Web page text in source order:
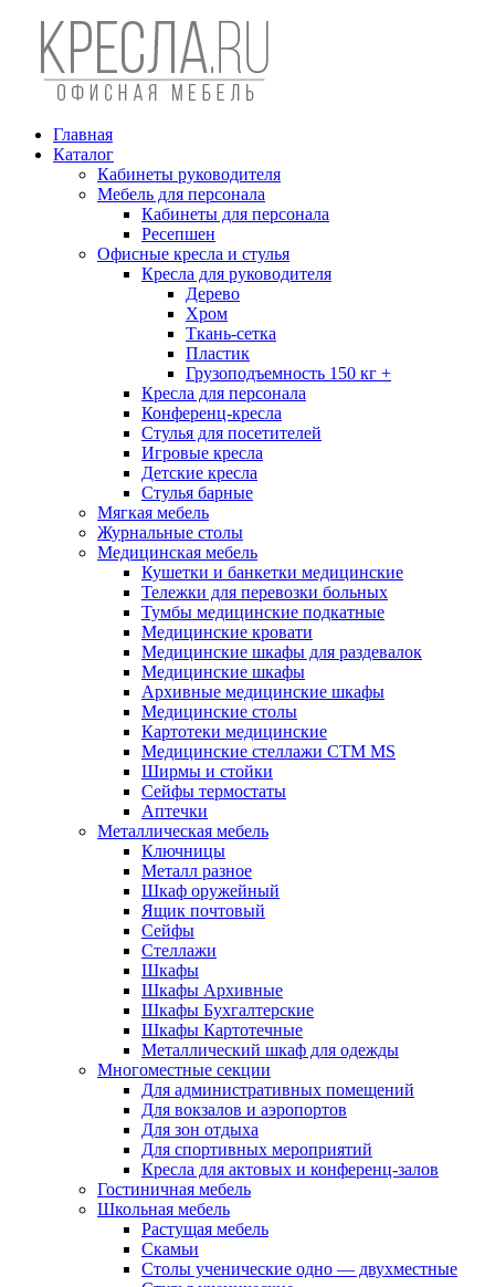
Главная
Каталог
Кабинеты руководителя
Мебель для персонала
Кабинеты для персонала
Ресепшен
Офисные кресла и стулья
Кресла для руководителя
Дерево
Хром
Ткань-сетка
Пластик
Грузоподъемность 150 кг +
Кресла для персонала
Конференц-кресла
Стулья для посетителей
Игровые кресла
Детские кресла
Стулья барные
Мягкая мебель
Журнальные столы
Медицинская мебель
Кушетки и банкетки медицинские
Тележки для перевозки больных
Тумбы медицинские подкатные
Медицинские кровати
Медицинские шкафы для раздевалок
Медицинские шкафы
Архивные медицинские шкафы
Медицинские столы
Картотеки медицинские
Медицинские стеллажи CTM MS
Ширмы и стойки
Сейфы термостаты
Аптечки
Металлическая мебель
Ключницы
Металл разное
Шкаф оружейный
Ящик почтовый
Сейфы
Стеллажи
Шкафы
Шкафы Архивные
Шкафы Бухгалтерские
Шкафы Картотечные
Металлический шкаф для одежды
Многоместные секции
Для административных помещений
Для вокзалов и аэропортов
Для зон отдыха
Для спортивных мероприятий
Кресла для актовых и конференц-залов
Гостиничная мебель
Школьная мебель
Растущая мебель
Скамьи
Столы ученические одно — двухместные